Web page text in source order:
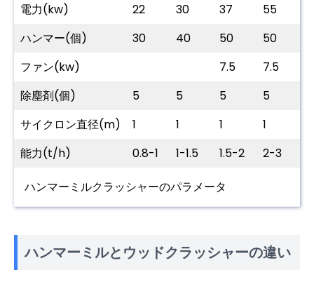
電力(kw)
22 30 37 55
ハンマー(個)
30 40 50 50
ファン(kw)
7.5 7.5
除塵剤(個)
5 5 5 5
サイクロン直径(m)
1 1 1 1
能力(t/h)
0.8-1 1-1.5 1.5-2 2-3
ハンマーミルクラッシャーのパラメータ
ハンマーミルとウッドクラッシャーの違い